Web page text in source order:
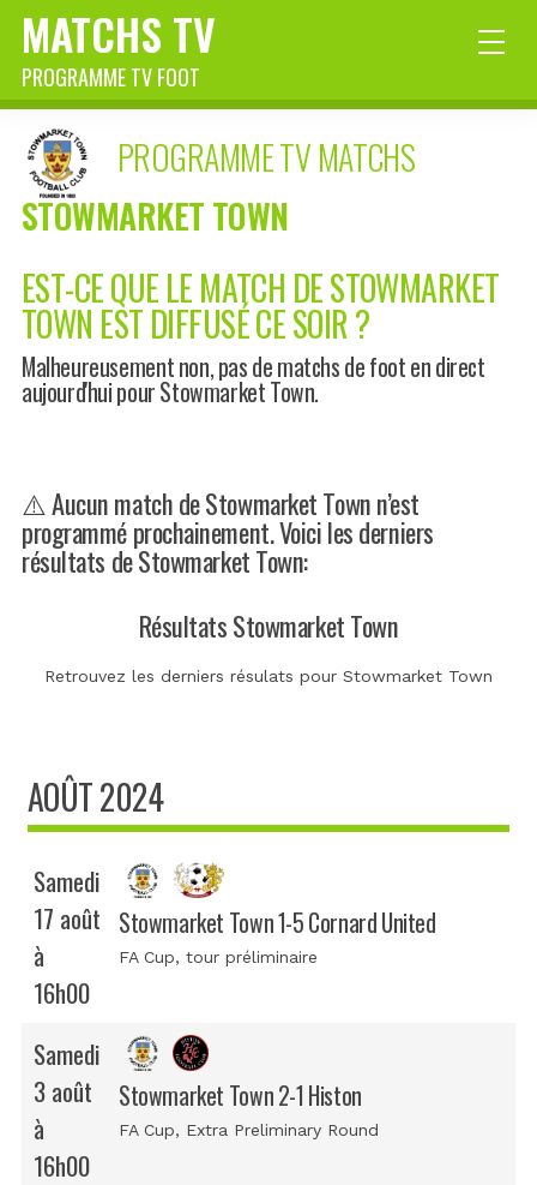
MATCHS TV
PROGRAMME TV FOOT
PROGRAMME TV MATCHS
STOWMARKET TOWN
EST-CE QUE LE MATCH DE STOWMARKET
TOWN EST DIFFUSÉ CE SOIR ?
Malheureusement non, pas de matchs de foot en direct
aujourd'hui pour Stowmarket Town.
⚠️ Aucun match de Stowmarket Town n’est
programmé prochainement. Voici les derniers
résultats de Stowmarket Town:
Résultats Stowmarket Town
Retrouvez les derniers résulats pour Stowmarket Town
AOÛT 2024
Samedi
17 août
à
16h00
Stowmarket Town 1-5 Cornard United
FA Cup, tour préliminaire
Samedi
3 août
à
16h00
Stowmarket Town 2-1 Histon
FA Cup, Extra Preliminary Round